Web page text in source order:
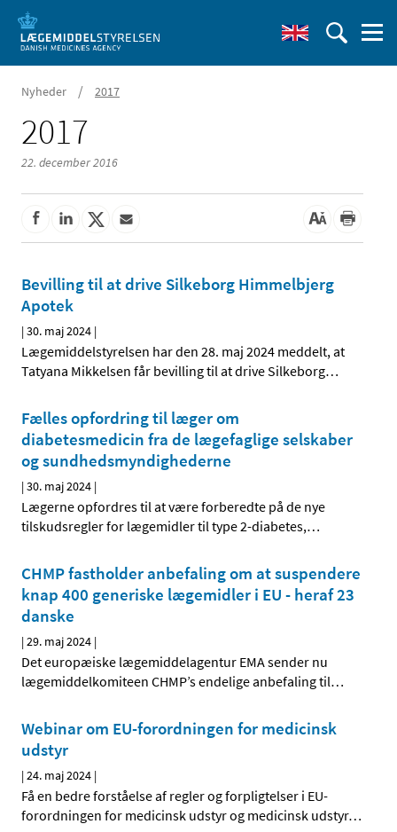
Nyheder / 2017
2017
22. december 2016
Bevilling til at drive Silkeborg Himmelbjerg
Apotek
|30. maj 2024 |
Lægemiddelstyrelsen har den 28. maj 2024 meddelt, at
Tatyana Mikkelsen får bevilling til at drive Silkeborg…
Fælles opfordring til læger om
diabetesmedicin fra de lægefaglige selskaber
og sundhedsmyndighederne
|30. maj 2024 |
Lægerne opfordres til at være forberedte på de nye
tilskudsregler for lægemidler til type 2-diabetes,…
CHMP fastholder anbefaling om at suspendere
knap 400 generiske lægemidler i EU - heraf 23
danske
|29. maj 2024 |
Det europæiske lægemiddelagentur EMA sender nu
lægemiddelkomiteen CHMP’s endelige anbefaling til…
Webinar om EU-forordningen for medicinsk
udstyr
|24. maj 2024 |
Få en bedre forståelse af regler og forpligtelser i EU-
forordningen for medicinsk udstyr og medicinsk udstyr…